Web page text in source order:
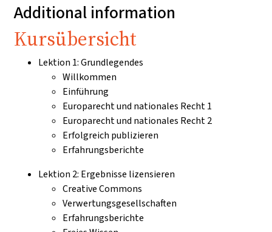
Additional information
Kursübersicht
Lektion 1: Grundlegendes
Willkommen
Einführung
Europarecht und nationales Recht 1
Europarecht und nationales Recht 2
Erfolgreich publizieren
Erfahrungsberichte
Lektion 2: Ergebnisse lizensieren
Creative Commons
Verwertungsgesellschaften
Erfahrungsberichte